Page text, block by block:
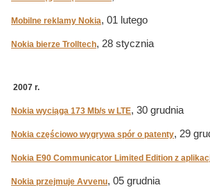
Mobilne reklamy Nokia, 01 lutego
Nokia bierze Trolltech, 28 stycznia
2007 r.
Nokia wyciąga 173 Mb/s w LTE, 30 grudnia
Nokia częściowo wygrywa spór o patenty, 29
Nokia E90 Communicator Limited Edition z
Nokia przejmuje Avvenu, 05 grudnia